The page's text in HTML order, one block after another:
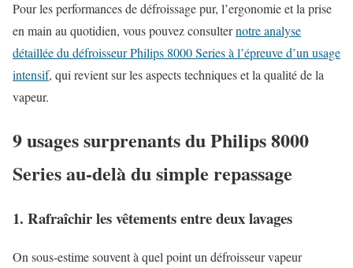
Pour les performances de défroissage pur, l’ergonomie et la prise
en main au quotidien, vous pouvez consulternotre analyse
détaillée du défroisseur Philips 8000 Series à l’épreuve d’un usage
intensif, qui revient sur les aspects techniques et la qualité de la
vapeur.
9 usages surprenants du Philips 8000
Series au-delà du simple repassage
1. Rafraîchir les vêtements entre deux lavages
On sous-estime souvent à quel point un défroisseur vapeur